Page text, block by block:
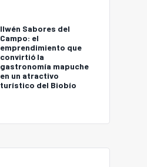
Ilwén Sabores del
Campo: el
emprendimiento que
convirtió la
gastronomía mapuche
en un atractivo
turístico del Biobío